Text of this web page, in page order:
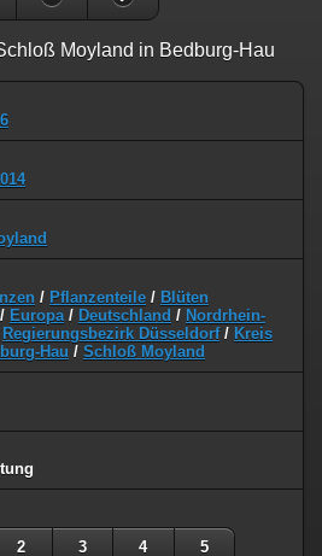
Moyland in Bedburg-Hau
/ Pflanzenteile / Blüten
/ Europa / Deutschland / Nordrhein-
Regierungsbezirk Düsseldorf/ Kreis
Hau / Schloß Moyland
2 3 4 5